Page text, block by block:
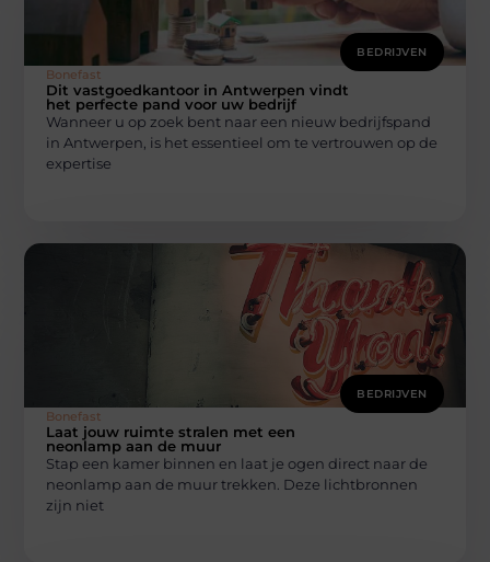
BEDRIJVEN
Bonefast
Dit vastgoedkantoor in Antwerpen vindt
het perfecte pand voor uw bedrijf
Wanneer u op zoek bent naar een nieuw bedrijfspand
in Antwerpen, is het essentieel om te vertrouwen op de
expertise
BEDRIJVEN
Bonefast
Laat jouw ruimte stralen met een
neonlamp aan de muur
Stap een kamer binnen en laat je ogen direct naar de
neonlamp aan de muur trekken. Deze lichtbronnen
zijn niet